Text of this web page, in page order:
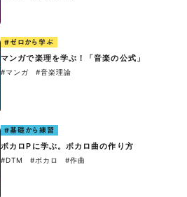
#ゼロから学ぶ
マンガで楽理を学ぶ！「音楽の公式」
#マンガ #音楽理論
#基礎から練習
ボカロPに学ぶ。ボカロ曲の作り方
#DTM #ボカロ #作曲